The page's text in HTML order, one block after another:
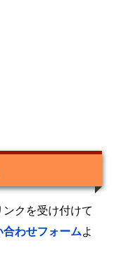
クを受け付けて
合わせフォームよ